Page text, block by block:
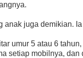
anak juga demikian.
umur 5 atau 6
setiap mobilnya,